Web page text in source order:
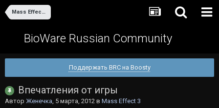
Mass Effect 3
BioWare Russian Community
Поддержать BRC на Boosty
Впечатления от игры
Автор Женечка, 5 марта, 2012 в Mass Effect 3